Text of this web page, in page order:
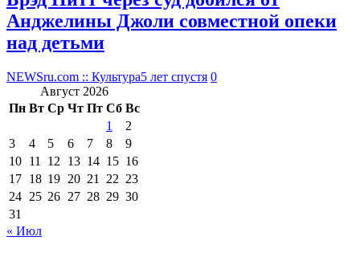
Анджелины Джоли совместной опеки
над детьми
NEWSru.com :: Культура5 лет спустя 0
Август 2026
Пн Вт Ср Чт Пт Сб Вс
1
2
3
4 5 6 7 8
9
10 11 12 13 14 15 16
17 18 19 20 21 22 23
24 25 26 27 28 29 30
31
« Июл